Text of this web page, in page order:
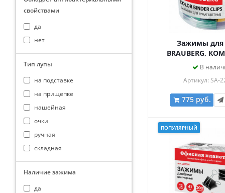
Зажимы для
BRAUBERG,
шт., 25 мм, на
цилиндре,
В
Артикул: SA-
775 руб.
ПОПУЛЯРНЫЙ
свойствами
да
нет
Тип лупы
на подставке
на прищепке
нашейная
очки
ручная
складная
Наличие зажима
да